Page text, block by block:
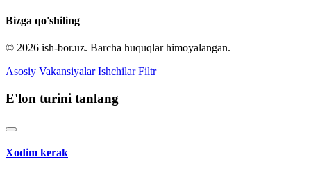
Bizga qo'shiling
© 2026 ish-bor.uz. Barcha huquqlar himoyalangan.
Asosiy Vakansiyalar Ishchilar Filtr
E'lon turini tanlang
Xodim kerak